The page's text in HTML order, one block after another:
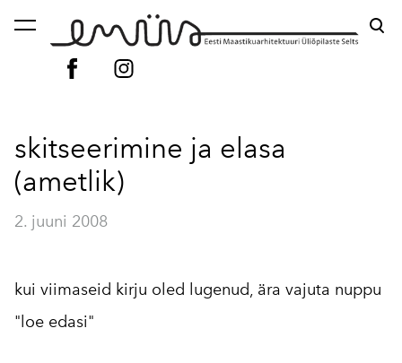
lisati ostukorvi. Vaata ostukorvi
skitseerimine ja elasa
(ametlik)
2. juuni 2008
kui viimaseid kirju oled lugenud, ära vajuta nuppu
"loe edasi"